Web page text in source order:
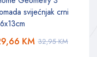
svijećnjak crni
32,95KM
KM